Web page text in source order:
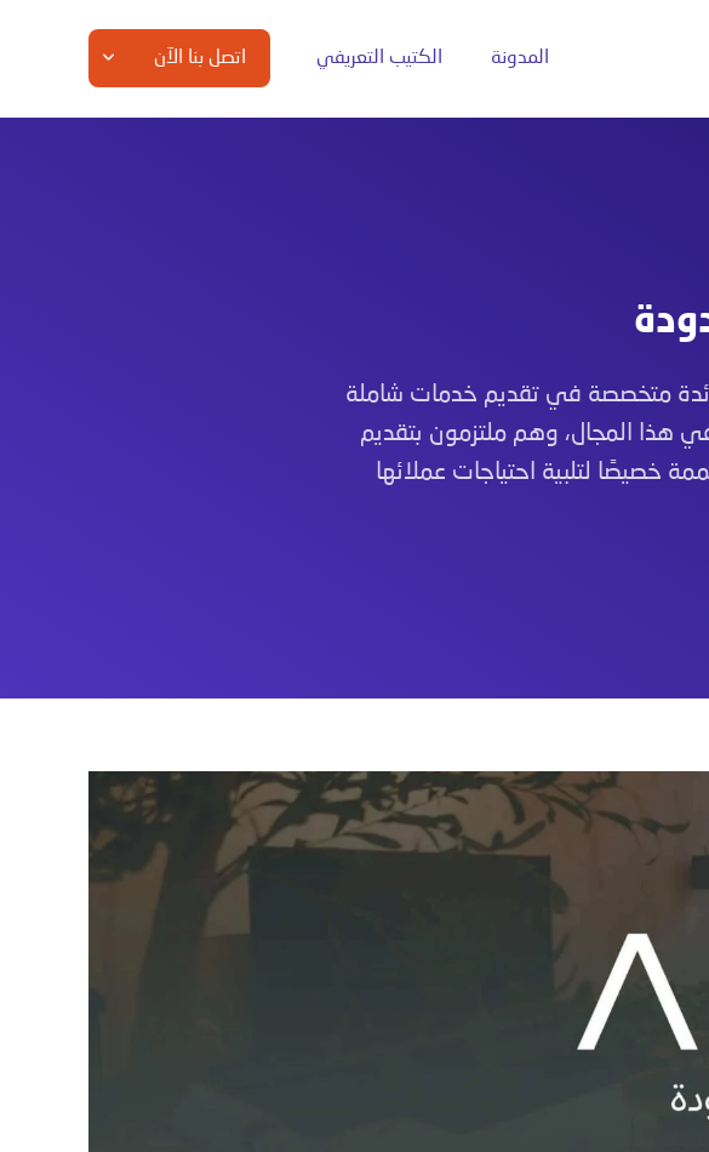
المدونة الكتيب التعريفي اتصل بنا الآن
متخصصة في تقديم خدمات شاملة
في هذا المجال، وهم ملتزمون بتقديم
خصيصًا لتلبية احتياجات عملائها